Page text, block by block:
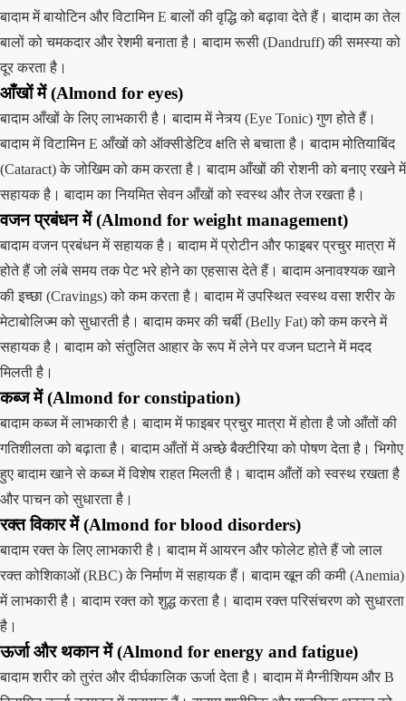
बादाम में बायोटिन और विटामिन E बालों की वृद्धि को बढ़ावा देते हैं। बादाम का तेल
बालों को चमकदार और रेशमी बनाता है। बादाम रूसी (Dandruff) की समस्या को
दूर करता है।
आँखों में (Almond for eyes)
बादाम आँखों के लिए लाभकारी है। बादाम में नेत्र्य (Eye Tonic) गुण होते हैं।
बादाम में विटामिन E आँखों को ऑक्सीडेटिव क्षति से बचाता है। बादाम मोतियाबिंद
(Cataract) के जोखिम को कम करता है। बादाम आँखों की रोशनी को बनाए रखने में
सहायक है। बादाम का नियमित सेवन आँखों को स्वस्थ और तेज रखता है।
वजन प्रबंधन में (Almond for weight management)
बादाम वजन प्रबंधन में सहायक है। बादाम में प्रोटीन और फाइबर प्रचुर मात्रा में
होते हैं जो लंबे समय तक पेट भरे होने का एहसास देते हैं। बादाम अनावश्यक खाने
की इच्छा (Cravings) को कम करता है। बादाम में उपस्थित स्वस्थ वसा शरीर के
मेटाबोलिज्म को सुधारती है। बादाम कमर की चर्बी (Belly Fat) को कम करने में
सहायक है। बादाम को संतुलित आहार के रूप में लेने पर वजन घटाने में मदद
मिलती है।
कब्ज में (Almond for constipation)
बादाम कब्ज में लाभकारी है। बादाम में फाइबर प्रचुर मात्रा में होता है जो आँतों की
गतिशीलता को बढ़ाता है। बादाम आँतों में अच्छे बैक्टीरिया को पोषण देता है। भिगोए
हुए बादाम खाने से कब्ज में विशेष राहत मिलती है। बादाम आँतों को स्वस्थ रखता है
और पाचन को सुधारता है।
रक्त विकार में (Almond for blood disorders)
बादाम रक्त के लिए लाभकारी है। बादाम में आयरन और फोलेट होते हैं जो लाल
रक्त कोशिकाओं (RBC) के निर्माण में सहायक हैं। बादाम खून की कमी (Anemia)
में लाभकारी है। बादाम रक्त को शुद्ध करता है। बादाम रक्त परिसंचरण को सुधारता
है।
ऊर्जा और थकान में (Almond for energy and fatigue)
बादाम शरीर को तुरंत और दीर्घकालिक ऊर्जा देता है। बादाम में मैग्नीशियम और B